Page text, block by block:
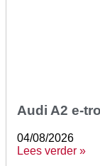
Audi A2 e-
04/08/2026
Lees verder »